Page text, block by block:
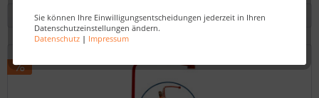
Sie können Ihre Einwilligungsentscheidungen jederzeit in Ihren
Datenschutzeinstellungen ändern.
Datenschutz| Impressum